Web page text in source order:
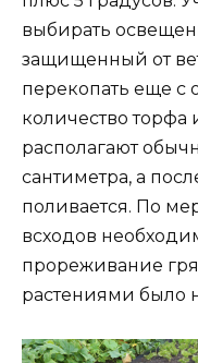
выбирать
защищенный от
перекопать еще с
количество
располагают
сантиметра, а
поливается. По
всходов
прореживание
растениями было